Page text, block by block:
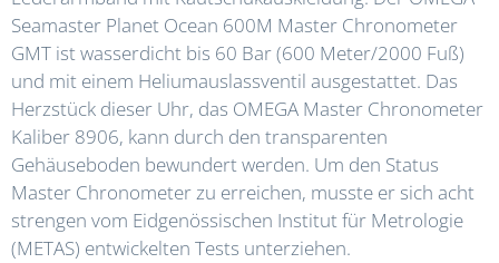
Seamaster Planet Ocean 600M Master Chronometer
GMT ist wasserdicht bis 60 Bar (600 Meter/2000 Fuß)
und mit einem Heliumauslassventil ausgestattet. Das
Herzstück dieser Uhr, das OMEGA Master Chronometer
Kaliber 8906, kann durch den transparenten
Gehäuseboden bewundert werden. Um den Status
Master Chronometer zu erreichen, musste er sich acht
strengen vom Eidgenössischen Institut für Metrologie
(METAS) entwickelten Tests unterziehen.